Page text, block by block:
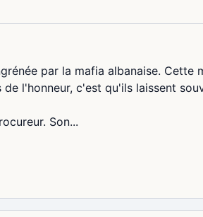
par la mafia albanaise. Cette
l'honneur, c'est qu'ils laissent
Son...